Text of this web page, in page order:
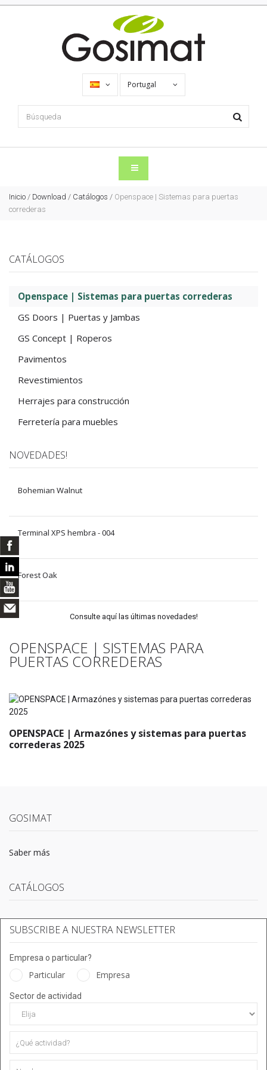
Portugal
Inicio / Download / Catálogos / Openspace | Sistemas para puertas
correderas
CATÁLOGOS
Openspace | Sistemas para puertas correderas
GS Doors | Puertas y Jambas
GS Concept | Roperos
Pavimentos
Revestimientos
Herrajes para construcción
Ferretería para muebles
NOVEDADES!
Bohemian Walnut
Terminal XPS hembra - 004
Forest Oak
Consulte aquí las últimas novedades!
OPENSPACE | SISTEMAS PARA
PUERTAS CORREDERAS
OPENSPACE | Armazónes y sistemas para puertas
correderas 2025
GOSIMAT
Saber más
CATÁLOGOS
SUBSCRIBE A NUESTRA NEWSLETTER
Empresa o particular?
Particular Empresa
Sector de actividad